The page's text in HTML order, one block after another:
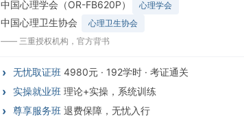
中国心理学会（OR-FB620P） 心理学会
中国心理卫生协会
心理卫生协会
—— 三重授权机构，官方背书
无忧取证班 4980元 · 192学时 · 考证通关
实操就业班 理论+实操，系统训练
尊享服务班 退费保障，无忧入行